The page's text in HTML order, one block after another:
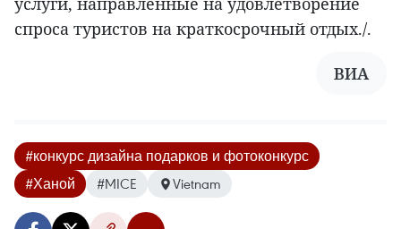
спроса туристов на краткосрочный отдых./.
ВИА
#конкурс дизайна подарков и фотоконкурс
#Ханой
#MICE Vietnam